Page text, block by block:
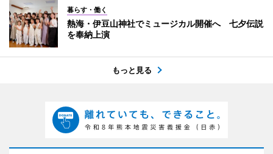
暮らす・働く
熱海・伊豆山神社でミュージカル開催へ 七夕伝説
を奉納上演
もっと見る